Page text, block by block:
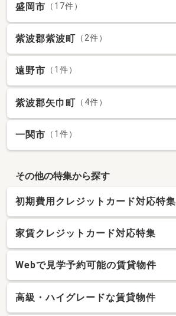
盛岡市 （17件）
紫波郡紫波町 （2件）
遠野市 （1件）
紫波郡矢巾町 （4件）
一関市 （1件）
その他の特集から探す
初期費用クレジットカード対応特集
家賃クレジットカード対応特集
Webで見学予約可能の賃貸物件
高級・ハイグレードな賃貸物件